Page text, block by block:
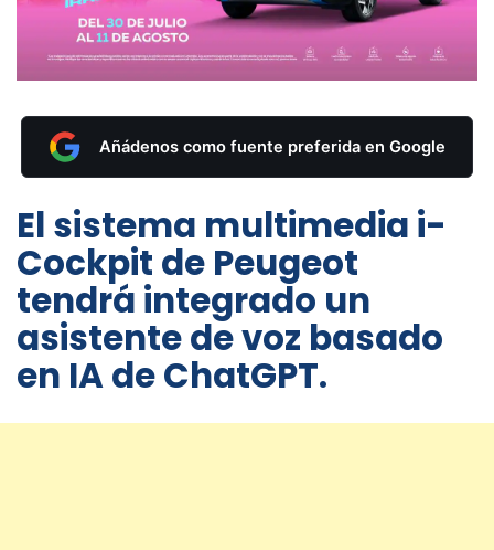
Añádenos como fuente preferida en Google
El sistema multimedia i-
Cockpit de Peugeot
tendrá integrado un
asistente de voz basado
en IA de ChatGPT.